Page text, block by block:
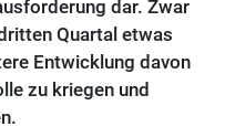
dar. Zwar
Quartal etwas
Entwicklung davon
zu kriegen und